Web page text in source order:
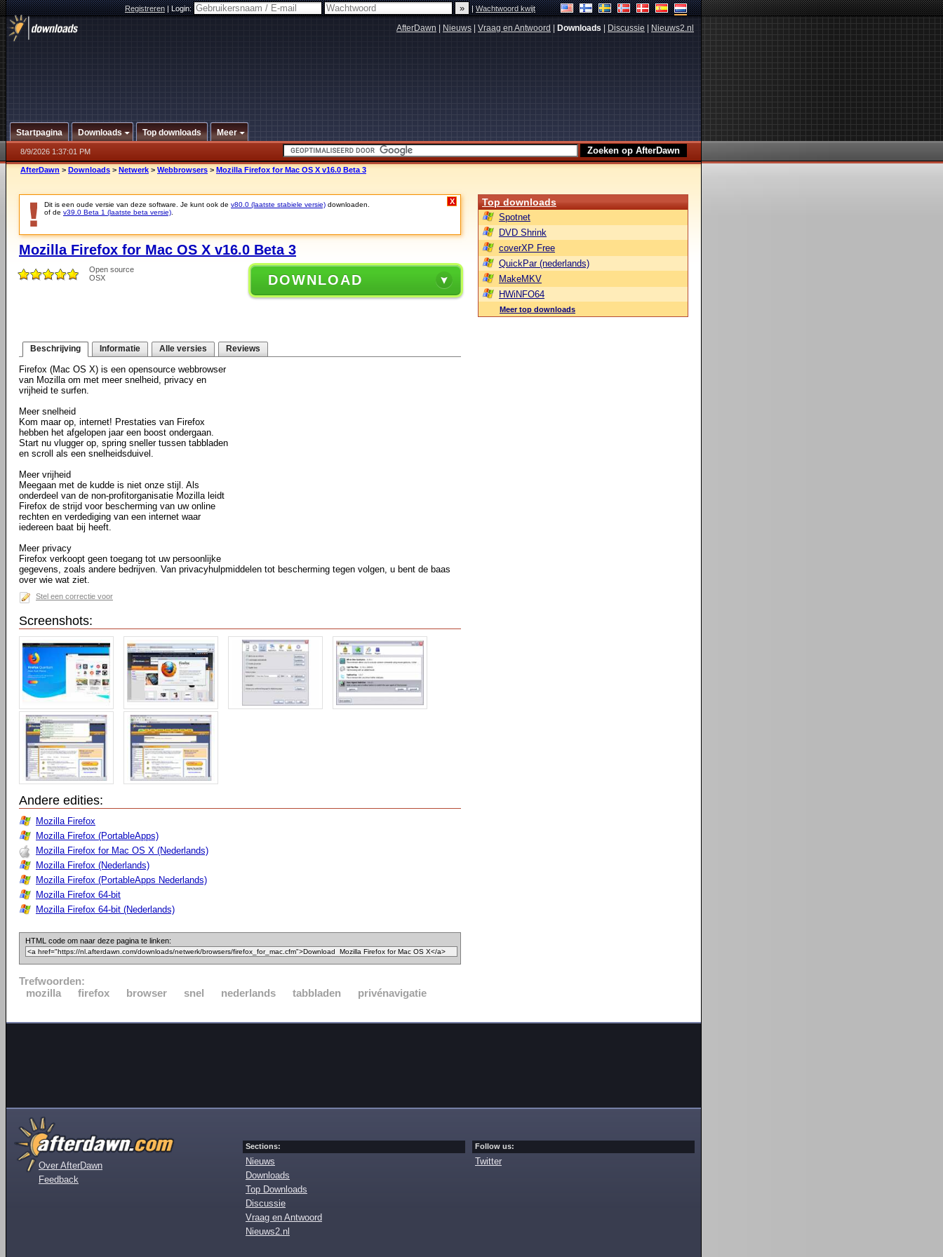
Registreren|Login: |Wachtwoord kwijt
AfterDawn Nieuws Vraag en Antwoord Downloads Discussie Nieuws2.nl
Startpagina Downloads Top downloads Meer
8/9/2026 1:37:01 PM
AfterDawn > Downloads > Netwerk > Webbrowsers > Mozilla Firefox for Mac OS X v16.0 Beta 3
Dit is een oude versie van deze software. Je kunt ook de v80.0 (laatste stabiele versie) downloaden.
of de v39.0 Beta 1 (laatste beta versie)
X
Mozilla Firefox for Mac OS X v16.0 Beta 3
Open source
OSX
DOWNLOAD
Beschrijving Informatie Alle versies Reviews
Firefox (Mac OS X) is een opensource webbrowser
van Mozilla om met meer snelheid, privacy en
vrijheid te surfen.
Meer snelheid
Kom maar op, internet! Prestaties van Firefox
hebben het afgelopen jaar een boost ondergaan.
Start nu vlugger op, spring sneller tussen tabbladen
en scroll als een snelheidsduivel.
Meer vrijheid
Meegaan met de kudde is niet onze stijl. Als
onderdeel van de non-profitorganisatie Mozilla leidt
Firefox de strijd voor bescherming van uw online
rechten en verdediging van een internet waar
iedereen baat bij heeft.
Meer privacy
Firefox verkoopt geen toegang tot uw persoonlijke
gegevens, zoals andere bedrijven. Van privacyhulpmiddelen tot bescherming tegen volgen, u bent de baas
over wie wat ziet.
Stel een correctie voor
Screenshots:
Andere edities:
Mozilla Firefox
Mozilla Firefox (PortableApps)
Mozilla Firefox for Mac OS X (Nederlands)
Mozilla Firefox (Nederlands)
Mozilla Firefox (PortableApps Nederlands)
Mozilla Firefox 64-bit
Mozilla Firefox 64-bit (Nederlands)
HTML code om naar deze pagina te linken:
Trefwoorden:
mozilla
firefox browser snel nederlands tabbladen privénavigatie
Top downloads
Spotnet
DVD Shrink
coverXP Free
QuickPar (nederlands)
MakeMKV
HWiNFO64
Meer top downloads
Over AfterDawn
Feedback
Sections:
Nieuws
Downloads
Top Downloads
Discussie
Vraag en Antwoord
Nieuws2.nl
Follow us:
Twitter